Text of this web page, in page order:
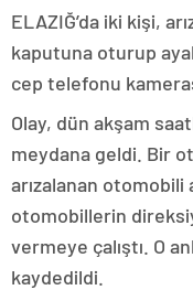
ELAZIĞ’da iki kişi,
kaputuna oturup
cep telefonu
Olay, dün akşam
meydana geldi. Bir
arızalanan otomobili
otomobillerin
vermeye çalıştı. O
kaydedildi.